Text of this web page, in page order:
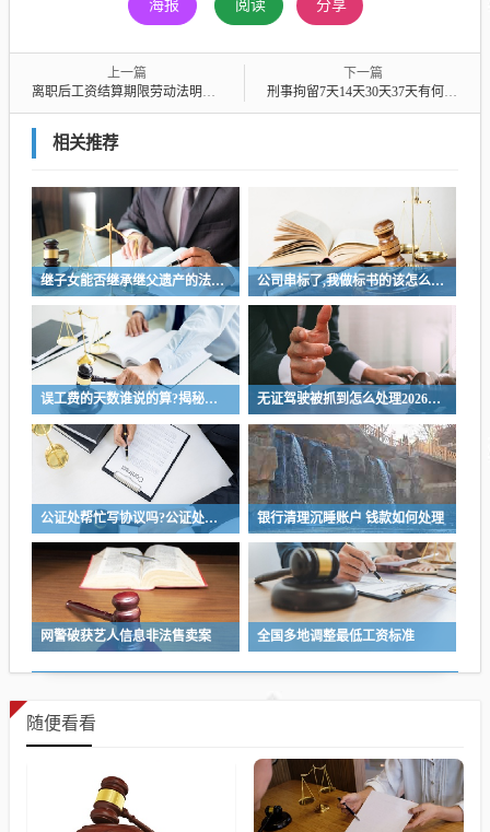
海报 阅读 分享
上一篇
离职后工资结算期限劳动法明确规定
下一篇
刑事拘留7天14天30天37天有何区别？
相关推荐
继子女能否继承继父遗产的法律解析与探讨 公司串标了,我做标书的该怎么办?公司涉嫌串标行为，我该如何应对制作标书的风险？
误工费的天数谁说的算?揭秘误工费天数判定权，是谁说了算 无证驾驶被抓到怎么处理2026，无证驾驶处理指南，如何应对2026年无证驾驶被抓情况
公证处帮忙写协议吗?公证处协助撰写协议，专业法律服务为您保驾护航 银行清理沉睡账户 钱款如何处理
网警破获艺人信息非法售卖案 全国多地调整最低工资标准
随便看看